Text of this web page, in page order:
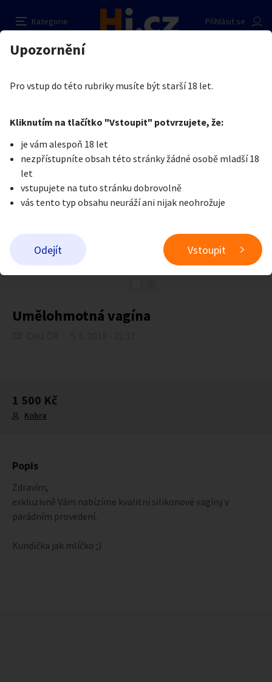
Kategorie
Přihlásit se
Auto-moto
Reality a bydlení Seznamka
Zvířata
Stroje a nářadí PC a elektro Sport a hobby
Sběratelství
Přidat inzerát
Erotika Erotické zboží
Je nám líto, ale tenhle inzerát již není aktuální.
Umělohmotná vagína
1 500 Kč
Kobra
Popis
Zdravím,
exkluzivně Vám nabízíme kvalitní silikonové vagíny v
parádním provedení.
Kundička jak mlíčko ;)
Umělohmotná vagína
Prodávající
Pošlete uživateli zprávu
Nahlásit inzerát
Upozornění
Pro vstup do této rubriky musíte být starší 18 let.
Kliknutím na tlačítko "Vstoupit" potvrzujete, že:
je vám alespoň 18 let
nezpřístupníte obsah této stránky žádné osobě mladší 18
let
vstupujete na tuto stránku dobrovolně
vás tento typ obsahu neuráží ani nijak neohrožuje
Odejít Vstoupit